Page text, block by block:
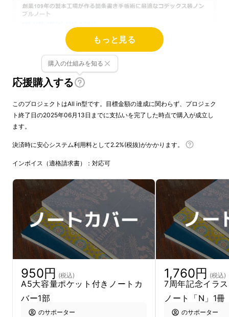
書くことが大好きな686人のみなさんから応援
をしていただき、今年は7周年を迎えることが
できました。本当にありがとうございます。
ノンブルノート「N」と
は
7年前に、箇条書き手帳術をはじめとした各種
のジャーナリングに適した、書くことが楽しく
なるノートを作りたい、そしてソフトカバーに
することで価格のハードルを下げたいというこ
とでスタートしたノンブルノート「N」。
もっと見る
応援購入する
購入の仕組みを知る
このプロジェクトはAll in型です。目標金額の達成に関わらず、プロジェク
ト終了日の2025年06月13日までに支払いを完了した時点で購入が成立し
ます。
決済時に安心システム利用料として2.2%(税抜)がかかります。
インボイス（適格請求書）：対応可
950円 (税込)
A5大容量ポケット付きノートカ
バー1部
のサポーター
1,760円 (税込)
7周年記念イラ
ノート「N」1冊
のサポーター